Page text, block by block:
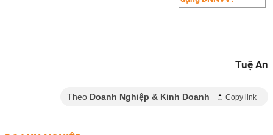
Tuệ An
Theo Doanh Nghiệp & Kinh Doanh Copy link